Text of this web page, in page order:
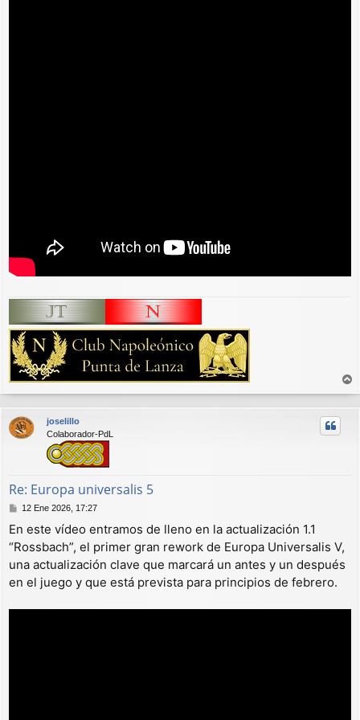
r
r
joselillo
Colaborador-PdL
Re: Europa universalis 5
M
n
s
j
e
12 Ene 2026, 17:27
En este vídeo entramos de lleno en la actualización 1.1
“Rossbach”, el primer gran rework de Europa Universalis V,
una actualización clave que marcará un antes y un después
en el juego y que está prevista para principios de febrero.